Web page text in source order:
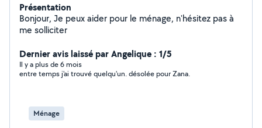
Présentation
Bonjour, Je peux aider pour le ménage, n'hésitez pas à
me solliciter
Dernier avis laissé par Angelique : 1/5
Il y a plus de 6 mois
entre temps j'ai trouvé quelqu'un. désolée pour Zana.
Ménage